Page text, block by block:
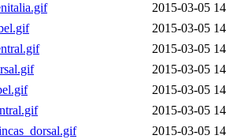
2015-03-05
2015-03-05
2015-03-05
2015-03-05
2015-03-05
2015-03-05
2015-03-05